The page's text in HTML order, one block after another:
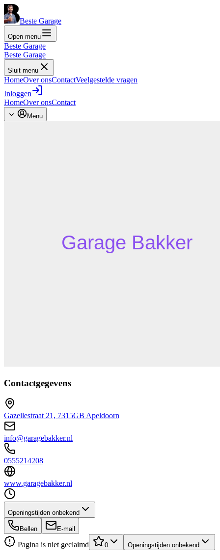
Beste Garage
Open menu
Beste Garage
Beste Garage
Sluit menu
HomeOver onsContactVeelgestelde vragen
Inloggen
HomeOver onsContact
Menu
Contactgegevens
Gazellestraat 21, 7315GB Apeldoorn
info@garagebakker.nl
0555214208
www.garagebakker.nl
Openingstijden onbekend
Bellen E-mail
Pagina is niet geclaimd 0 Openingstijden onbekend